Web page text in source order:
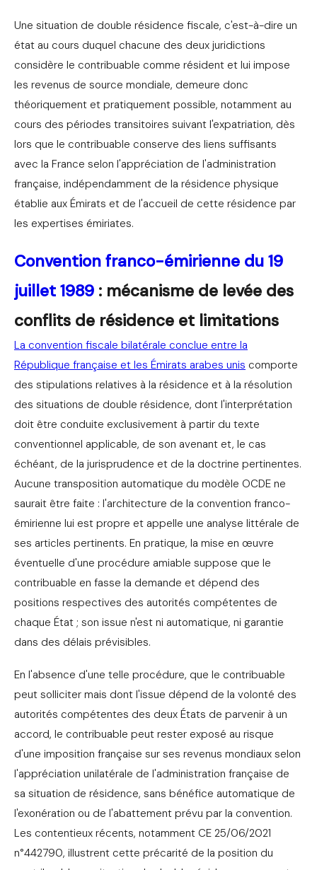
Une situation de double résidence fiscale, c'est-à-dire un
état au cours duquel chacune des deux juridictions
considère le contribuable comme résident et lui impose
les revenus de source mondiale, demeure donc
théoriquement et pratiquement possible, notamment au
cours des périodes transitoires suivant l'expatriation, dès
lors que le contribuable conserve des liens suffisants
avec la France selon l'appréciation de l'administration
française, indépendamment de la résidence physique
établie aux Émirats et de l'accueil de cette résidence par
les expertises émiriates.
Convention franco-émirienne du 19
juillet 1989 : mécanisme de levée des
conflits de résidence et limitations
La convention fiscale bilatérale conclue entre la
République française et les Émirats arabes unis comporte
des stipulations relatives à la résidence et à la résolution
des situations de double résidence, dont l'interprétation
doit être conduite exclusivement à partir du texte
conventionnel applicable, de son avenant et, le cas
échéant, de la jurisprudence et de la doctrine pertinentes.
Aucune transposition automatique du modèle OCDE ne
saurait être faite : l'architecture de la convention franco-
émirienne lui est propre et appelle une analyse littérale de
ses articles pertinents. En pratique, la mise en œuvre
éventuelle d'une procédure amiable suppose que le
contribuable en fasse la demande et dépend des
positions respectives des autorités compétentes de
chaque État ; son issue n'est ni automatique, ni garantie
dans des délais prévisibles.
En l'absence d'une telle procédure, que le contribuable
peut solliciter mais dont l'issue dépend de la volonté des
autorités compétentes des deux États de parvenir à un
accord, le contribuable peut rester exposé au risque
d'une imposition française sur ses revenus mondiaux selon
l'appréciation unilatérale de l'administration française de
sa situation de résidence, sans bénéfice automatique de
l'exonération ou de l'abattement prévu par la convention.
Les contentieux récents, notamment CE 25/06/2021
n°442790, illustrent cette précarité de la position du